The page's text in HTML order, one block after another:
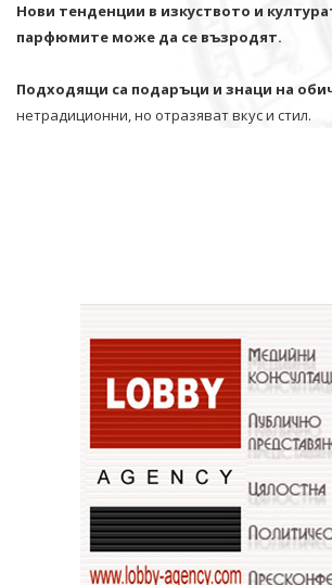
Нови тенденции в изкуството и
парфюмите може да се възродят.
Подходящи са подаръци и знаци на
нетрадиционни, но отразяват вкус и стил.